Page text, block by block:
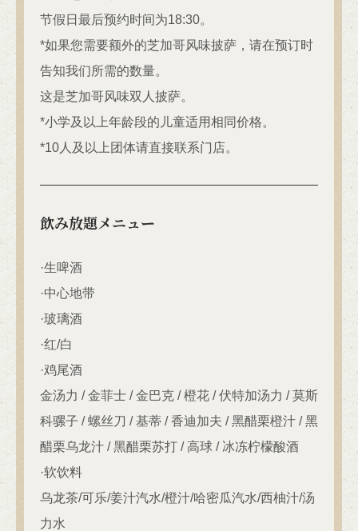
节假日最后预约时间为18:30。
*如果您需要额外的芝加哥风味披萨，请在预订时
告知我们所需的数量。
这是芝加哥风味双人披萨。
*小学及以上年龄段的儿童适用相同价格。
*10人及以上团体请直接联系门店。
飲み放題メニュー
·生啤酒
·中心地带
·玻璃酒
·红/白
·鸡尾酒
金汤力 / 金菲士 / 金巴克 / 橙花 / 伏特加汤力 / 莫斯
科骡子 / 螺丝刀 / 基蒂 / 香迪加夫 / 黑醋栗橙汁 / 黑
醋栗乌龙汁 / 黑醋栗苏打 / 高球 / 冰冻柠檬酸酒
·软饮料
乌龙茶/可乐/姜汁汽水/橙汁/哈密瓜汽水/西柚汁/汤
力水
★派对套餐★ 6道菜，2小时畅饮，价格4500日元（含税） |
ーサムパイ
https://adamsawesomepie.owst.jp/courses/215699745